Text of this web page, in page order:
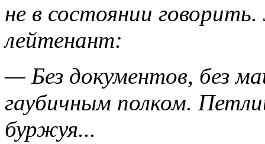
не в состоянии говорить.
лейтенант:
— Без документов, без
гаубичным полком.
буржуя...